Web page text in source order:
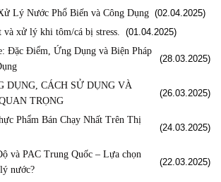
Lý Nước Phổ Biến và Công Dụng (02.04.2025)
và xử lý khi tôm/cá bị stress.
(01.04.2025)
Đặc Điểm, Ứng Dụng và Biện Pháp
(28.03.2025)
DỤNG, CÁCH SỬ DỤNG VÀ
TRỌNG
(26.03.2025)
Phẩm Bán Chạy Nhất Trên Thị
(24.03.2025)
và PAC Trung Quốc – Lựa chọn
nước?
(22.03.2025)